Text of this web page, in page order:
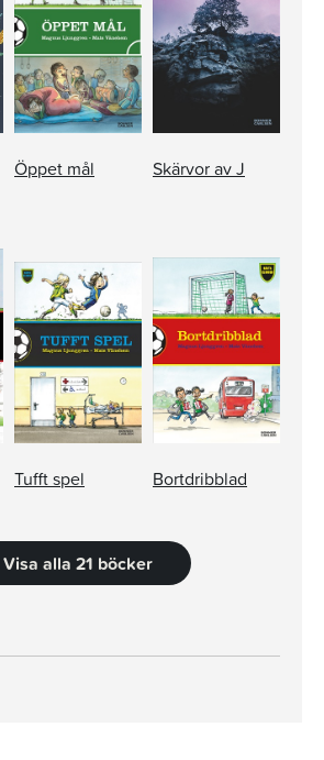
Öppet mål Skärvor av J
Tufft spel Bortdribblad
Visa alla 21 böcker